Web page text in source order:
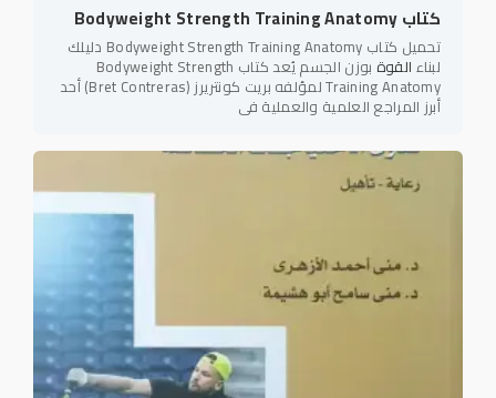
كتاب Bodyweight Strength Training Anatomy
تحميل كتاب Bodyweight Strength Training Anatomy دليلك
لبناء القوة بوزن الجسم يُعد كتاب Bodyweight Strength
Training Anatomy لمؤلفه بريت كونتريرز (Bret Contreras) أحد
أبرز المراجع العلمية والعملية في